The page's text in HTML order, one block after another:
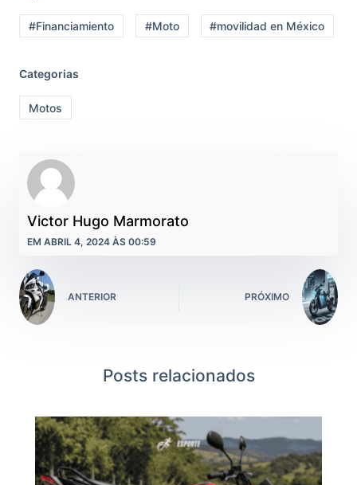
#Financiamiento #Moto #movilidad en México
Categorias
Motos
Victor Hugo Marmorato
EM ABRIL 4, 2024 ÀS 00:59
ANTERIOR PRÓXIMO
Posts relacionados